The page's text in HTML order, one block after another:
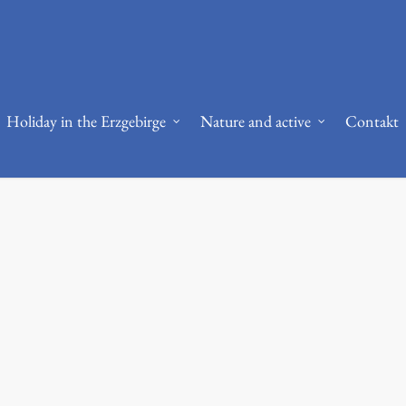
Holiday in the Erzgebirge Nature and active Contakt